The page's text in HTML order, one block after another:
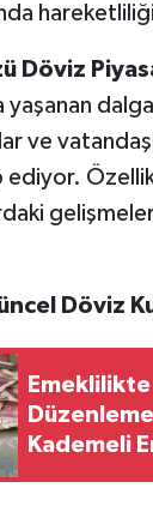
hareketliliği
Döviz
yaşanan
ve
ediyor.
Döviz
Emeklilikte
Kademeli